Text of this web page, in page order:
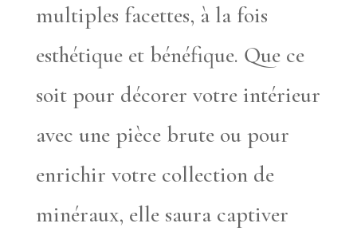
multiples facettes, à la fois
esthétique et bénéfique. Que ce
soit pour décorer votre intérieur
avec une pièce brute ou pour
enrichir votre collection de
minéraux, elle saura captiver